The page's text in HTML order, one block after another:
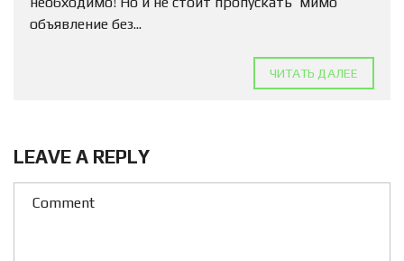
объявление без...
ЧИТАТЬ ДАЛЕЕ
LEAVE A REPLY